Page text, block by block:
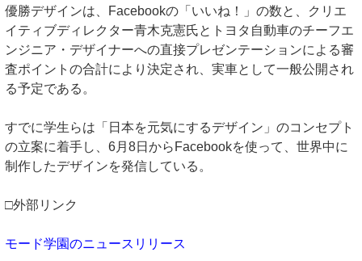
優勝デザインは、Facebookの「いいね！」の数と、クリエ
イティブディレクター青木克憲氏とトヨタ自動車のチーフエ
ンジニア・デザイナーへの直接プレゼンテーションによる審
査ポイントの合計により決定され、実車として一般公開され
る予定である。
すでに学生らは「日本を元気にするデザイン」のコンセプト
の立案に着手し、6月8日からFacebookを使って、世界中に
制作したデザインを発信している。
□外部リンク
モード学園のニュースリリース